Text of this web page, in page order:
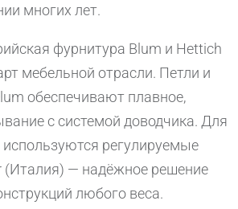
многих лет.
фурнитура Blum и Hettich
мебельной отрасли. Петли и
обеспечивают плавное,
с системой доводчика. Для
регулируемые
(Италия) — надёжное решение
любого веса.